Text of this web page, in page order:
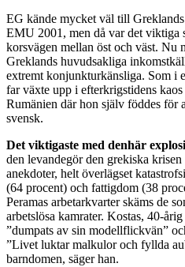
EG kände mycket väl till
EMU 2001, men då var det viktiga
korsvägen mellan öst och väst. Nu
Greklands huvudsakliga
extremt konjunkturkänsliga. Som i
far växte upp i efterkrigstidens
Rumänien där hon själv föddes för
svensk.
Det viktigaste med denhär
den levandegör den grekiska
anekdoter, helt överlägset
(64 procent) och fattigdom (38
Peramas arbetarkvarter skäms de
arbetslösa kamrater. Kostas, 40-
”dumpats av sin modellflickvän”
”Livet luktar malkulor och fyllda
barndomen, säger han.